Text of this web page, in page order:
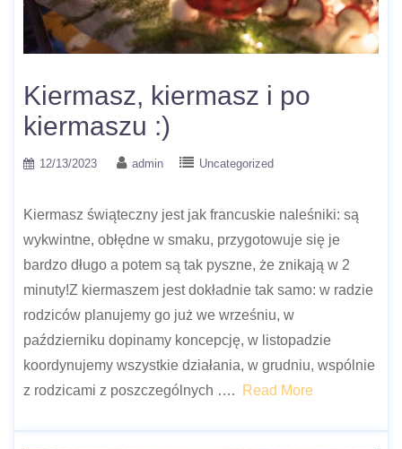
Kiermasz, kiermasz i po
kiermaszu :)
12/13/2023 admin Uncategorized
Kiermasz świąteczny jest jak francuskie naleśniki: są
wykwintne, obłędne w smaku, przygotowuje się je
bardzo długo a potem są tak pyszne, że znikają w 2
minuty!Z kiermaszem jest dokładnie tak samo: w radzie
rodziców planujemy go już we wrześniu, w
październiku dopinamy koncepcję, w listopadzie
koordynujemy wszystkie działania, w grudniu, wspólnie
z rodzicami z poszczególnych ….
Read More